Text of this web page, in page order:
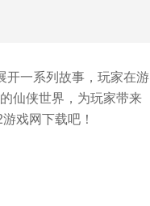
开一系列故事，玩家在游
仙侠世界，为玩家带来
戏网下载吧！